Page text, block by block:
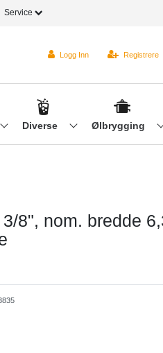
Service
Logg Inn Registrere
Diverse Ølbrygging
8", nom. bredde